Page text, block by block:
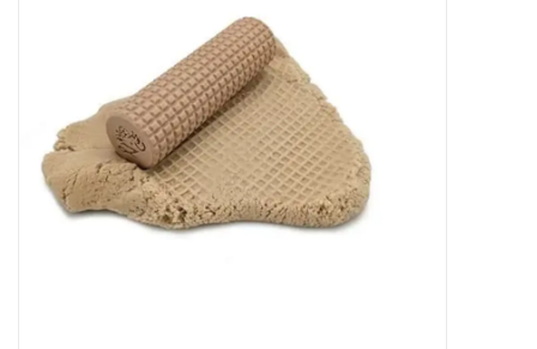
knuffels
boeken